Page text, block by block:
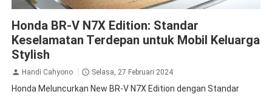
Honda BR-V N7X Edition: Standar
Keselamatan Terdepan untuk Mobil Keluarga
Stylish
Handi Cahyono Selasa, 27 Februari 2024
Honda Meluncurkan New BR-V N7X Edition dengan Standar